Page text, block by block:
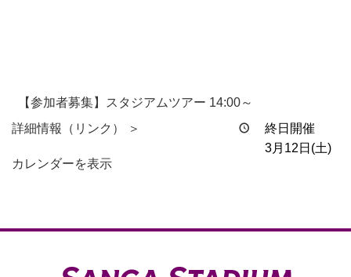
【参加者募集】スタジアムツアー 14:00～
終日開催
3月12日(土)
詳細情報（リンク） ＞
カレンダーを表示